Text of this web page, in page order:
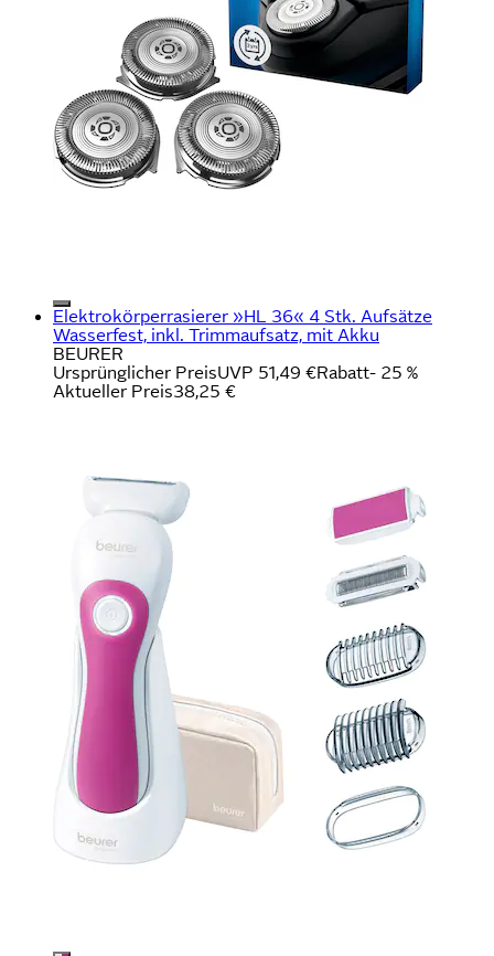
Elektrokörperrasierer »HL 36« 4 Stk. Aufsätze
Wasserfest, inkl. Trimmaufsatz, mit Akku
BEURER
Ursprünglicher PreisUVP 51,49 €Rabatt- 25 %
Aktueller Preis38,25 €